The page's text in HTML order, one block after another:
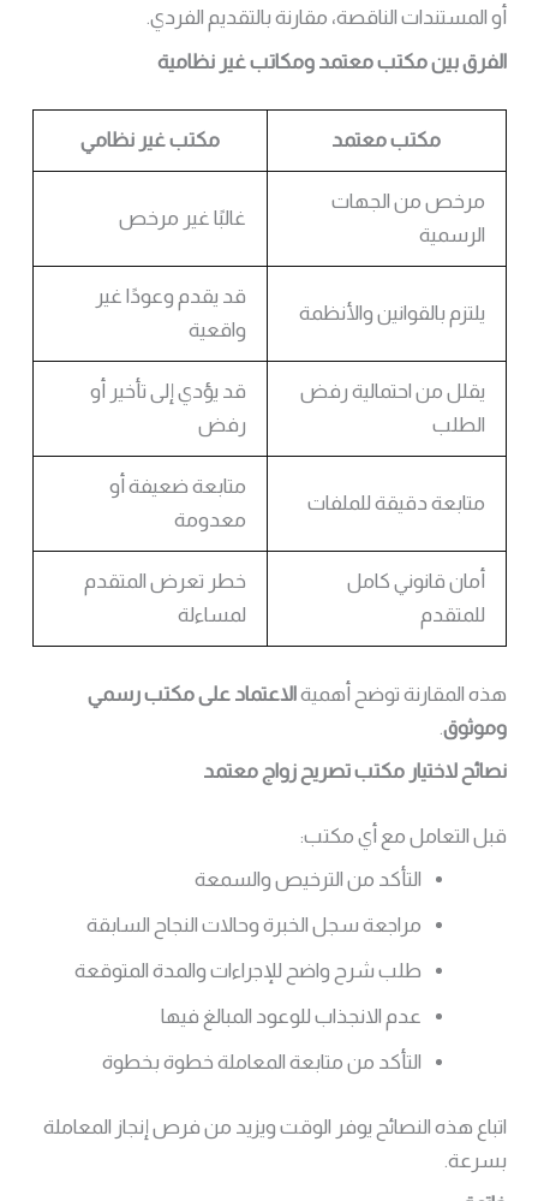
أو المستندات الناقصة، مقارنة بالتقديم الفردي.
الفرق بين مكتب معتمد ومكاتب غير نظامية
مكتب معتمد مكتب غير نظامي
مرخص من الجهات
الرسمية
غالبًا غير مرخص
يلتزم بالقوانين والأنظمة
قد يقدم وعودًا غير
واقعية
يقلل من احتمالية رفض
الطلب
قد يؤدي إلى تأخير أو
رفض
متابعة دقيقة للملفات
متابعة ضعيفة أو
معدومة
أمان قانوني كامل
للمتقدم
خطر تعرض المتقدم
لمساءلة
هذه المقارنة توضح أهميةالاعتماد على مكتب رسمي
وموثوق
نصائح لاختيار مكتب تصريح زواج معتمد
قبل التعامل مع أي مكتب:
التأكد من الترخيص والسمعة
مراجعة سجل الخبرة وحالات النجاح السابقة
طلب شرح واضح للإجراءات والمدة المتوقعة
عدم الانجذاب للوعود المبالغ فيها
التأكد من متابعة المعاملة خطوة بخطوة
اتباع هذه النصائح يوفر الوقت ويزيد من فرص إنجاز المعاملة
بسرعة.